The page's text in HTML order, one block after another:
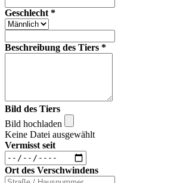
Geschlecht *
Beschreibung des Tiers *
Bild des Tiers
Bild hochladen
Keine Datei ausgewählt
Vermisst seit
Ort des Verschwindens